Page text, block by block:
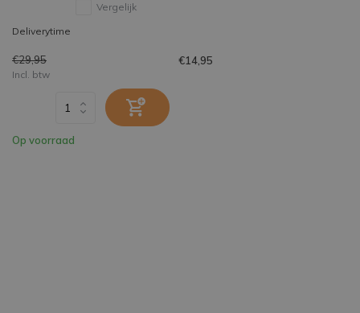
Vergelijk
Deliverytime
€29,95 €14,95
Incl. btw
Op voorraad